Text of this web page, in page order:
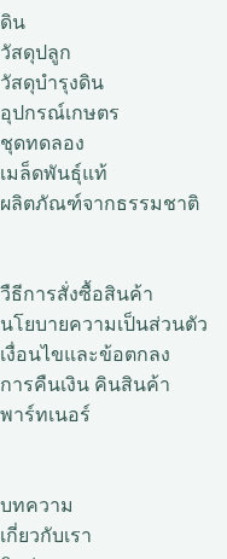
ดิน
วัสดุปลูก
วัสดุบำรุงดิน
อุปกรณ์เกษตร
ชุดทดลอง
เมล็ดพันธุ์แท้
ผลิตภัณฑ์จากธรรมชาติ
วืธีการสั่งซื้อสินค้า
นโยบายความเป็นส่วนตัว
เงื่อนไขและข้อตกลง
การคืนเงิน คินสินค้า
พาร์ทเนอร์
บทความ
เกี่ยวกับเรา